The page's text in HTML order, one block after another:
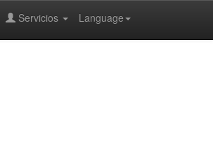
Language
Servicios